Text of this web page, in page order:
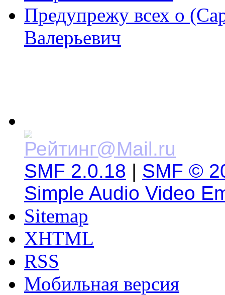
Предупрежу всех о
Валерьевич
SMF 2.0.18 | SMF ©
Simple Audio Video
Sitemap
XHTML
RSS
Мобильная версия